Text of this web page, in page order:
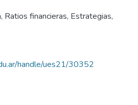
, Ratios financieras, Estrategias,
handle/ues21/30352